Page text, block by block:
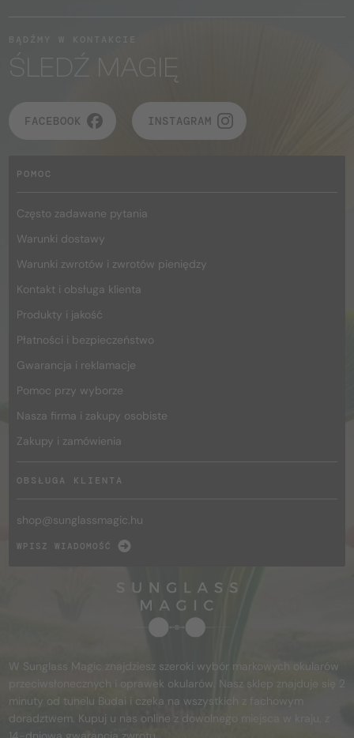
ŚLEDŹ MAGIĘ
FACEBOOK INSTAGRAM
POMOC
Często zadawane pytania
Warunki dostawy
Warunki zwrotów i zwrotów pieniędzy
Kontakt i obsługa klienta
Produkty i jakość
Płatności i bezpieczeństwo
Gwarancja i reklamacje
Pomoc przy wyborze
Nasza firma i zakupy osobiste
Zakupy i zamówienia
OBSŁUGA KLIENTA
shop@sunglassmagic.hu
WPISZ WIADOMOŚĆ
W Sunglass Magic znajdziesz szeroki wybór markowych okularów
przeciwsłonecznych i oprawek okularów. Nasz sklep znajduje się 2
minuty od tunelu Budai i czeka na wszystkich z fachowym
doradztwem. Kupuj u nas online z dowolnego miejsca w kraju, z